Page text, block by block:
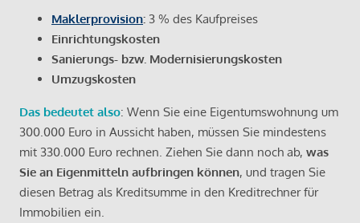
Maklerprovision: 3 % des Kaufpreises
Einrichtungskosten
Sanierungs- bzw. Modernisierungskosten
Umzugskosten
Das bedeutet also: Wenn Sie eine Eigentumswohnung um
300.000 Euro in Aussicht haben, müssen Sie mindestens
mit 330.000 Euro rechnen. Ziehen Sie dann noch ab, was
Sie an Eigenmitteln aufbringen können, und tragen Sie
diesen Betrag als Kreditsumme in den Kreditrechner für
Immobilien ein.